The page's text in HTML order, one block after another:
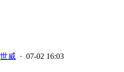
威 · 07-02 16:03